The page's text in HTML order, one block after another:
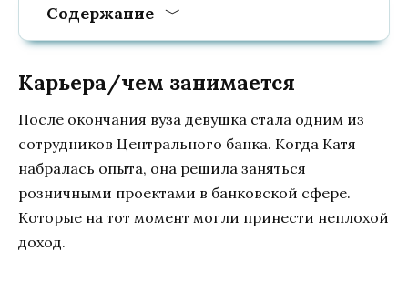
Содержание
Карьера/чем занимается
После окончания вуза девушка стала одним из
сотрудников Центрального банка. Когда Катя
набралась опыта, она решила заняться
розничными проектами в банковской сфере.
Которые на тот момент могли принести неплохой
доход.